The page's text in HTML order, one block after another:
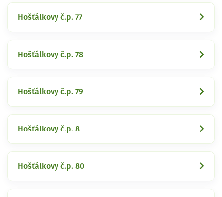
Hošťálkovy č.p. 77
Hošťálkovy č.p. 78
Hošťálkovy č.p. 79
Hošťálkovy č.p. 8
Hošťálkovy č.p. 80